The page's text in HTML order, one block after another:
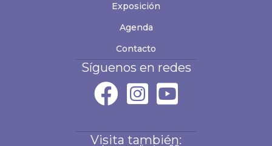
Exposición
Agenda
Contacto
Síguenos en redes
Visita también: